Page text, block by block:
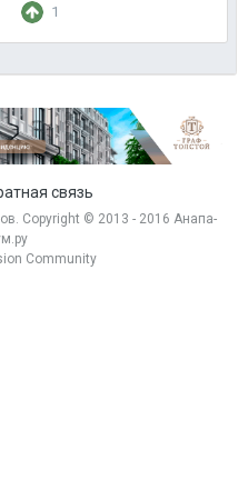
1
связь
. Copyright © 2013 - 2016 Анапа-
Community